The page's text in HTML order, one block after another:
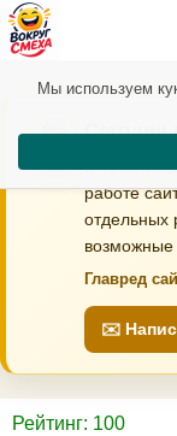
Сегодня
В течение
работе
отдельных
возможные
Главред
✉️
Рейтинг: 100
Мы используем